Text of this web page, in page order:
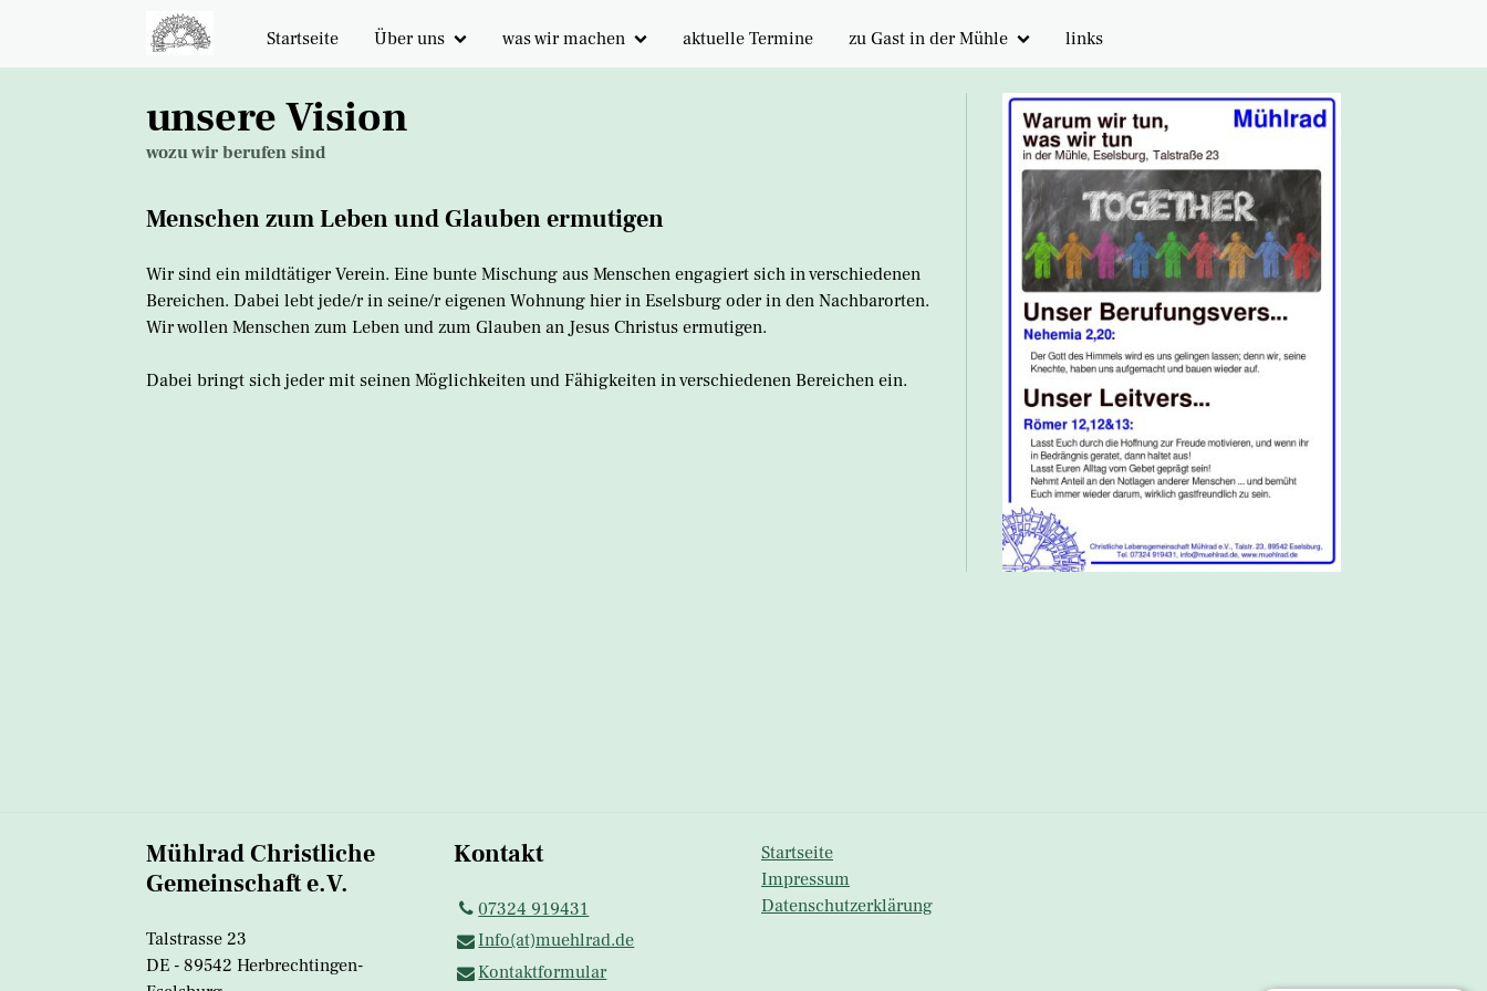
Startseite Über uns
Geschichte
was wir machen
Lebenshaus
Aktionstage
aktuelle Termine zu Gast in der Mühle links
unsere Vision
wozu wir berufen sind
Menschen zum Leben und Glauben ermutigen
Wir sind ein mildtätiger Verein. Eine bunte Mischung aus Menschen engagiert sich in verschiedenen
Bereichen. Dabei lebt jede/r in seine/r eigenen Wohnung hier in Eselsburg oder in den Nachbarorten.
Wir wollen Menschen zum Leben und zum Glauben an Jesus Christus ermutigen.
Dabei bringt sich jeder mit seinen Möglichkeiten und Fähigkeiten in verschiedenen Bereichen ein.
Mühlrad Christliche
Gemeinschaft e.V.
Talstrasse 23
DE - 89542 Herbrechtingen-
Kontakt
07324 919431
Info(at)muehlrad.​de
Kontaktformular
Startseite
Impressum
Datenschutzerklärung